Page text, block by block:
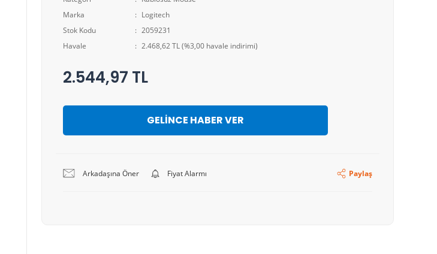
Marka
Logitech
Stok Kodu
2059231
Havale
2.468,62 TL (%3,00 havale indirimi)
2.544,97 TL
GELİNCE HABER VER
Arkadaşına Öner Fiyat Alarmı Paylaş